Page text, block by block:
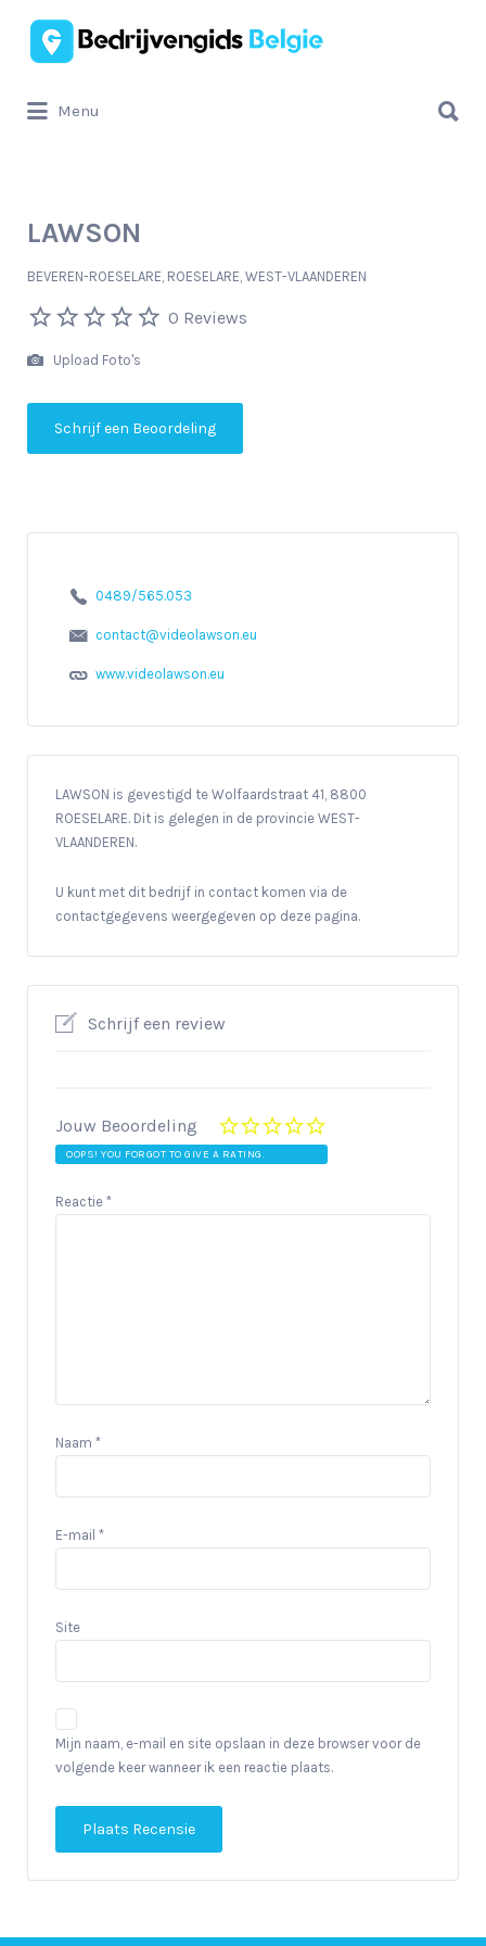
Zoek
naar:
Menu
naar:
LAWSON
BEVEREN-ROESELARE, ROESELARE, WEST-VLAANDEREN
0 Reviews
Upload Foto's
Schrijf een Beoordeling
0489/565.053
contact@videolawson.eu
www.videolawson.eu
LAWSON is gevestigd te Wolfaardstraat 41, 8800
ROESELARE. Dit is gelegen in de provincie WEST-
VLAANDEREN.
U kunt met dit bedrijf in contact komen via de
contactgegevens weergegeven op deze pagina.
Schrijf een review
Jouw Beoordeling
OOPS! YOU FORGOT TO GIVE A RATING.
Reactie *
Naam *
E-mail *
Site
Mijn naam, e-mail en site opslaan in deze browser voor de
volgende keer wanneer ik een reactie plaats.